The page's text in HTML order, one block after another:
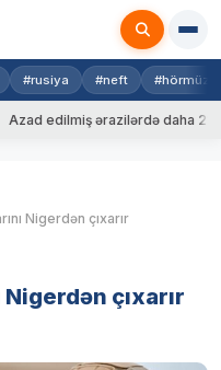
#rusiya #neft #hörmüz
edilmiş ərazilərdə daha 212
Nigerdən çıxarır
çıxarır